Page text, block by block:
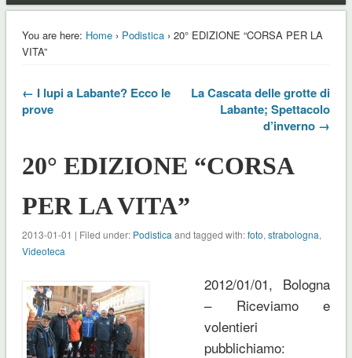
You are here: Home› Podistica› 20° EDIZIONE “CORSA PER LA
VITA”
← I lupi a Labante? Ecco le
prove
La Cascata delle grotte di
Labante; Spettacolo
d’inverno →
20° EDIZIONE “CORSA
PER LA VITA”
2013-01-01 | Filed under: Podistica and tagged with:foto, strabologna,
Videoteca
2012/01/01, Bologna
– Riceviamo e
volentieri
pubblichiamo: